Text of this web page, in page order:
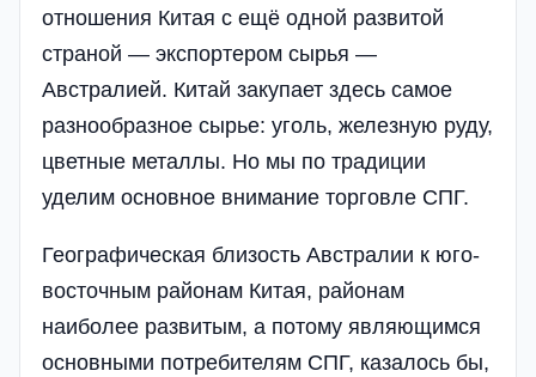
отношения Китая с ещё одной развитой
страной — экспортером сырья —
Австралией. Китай закупает здесь самое
разнообразное сырье: уголь, железную руду,
цветные металлы. Но мы по традиции
уделим основное внимание торговле СПГ.
Географическая близость Австралии к юго-
восточным районам Китая, районам
наиболее развитым, а потому являющимся
основными потребителям СПГ, казалось бы,